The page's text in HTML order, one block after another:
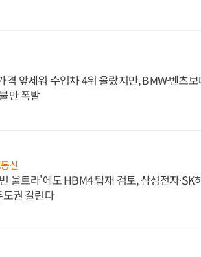
격 앞세워 수입차 4위 올랐지만, BMW·벤츠
만 폭발
신
울트라'에도 HBM4 탑재 검토, 삼성전자·SK
권 갈린다